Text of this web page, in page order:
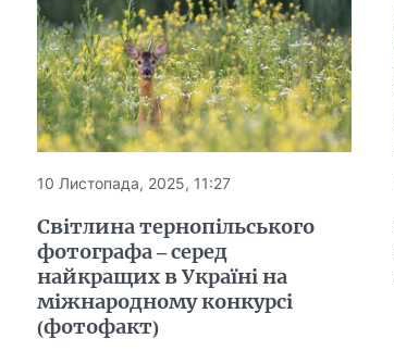
10 Листопада, 2025, 11:27
Світлина тернопільського
фотографа – серед
найкращих в Україні на
міжнародному конкурсі
(фотофакт)